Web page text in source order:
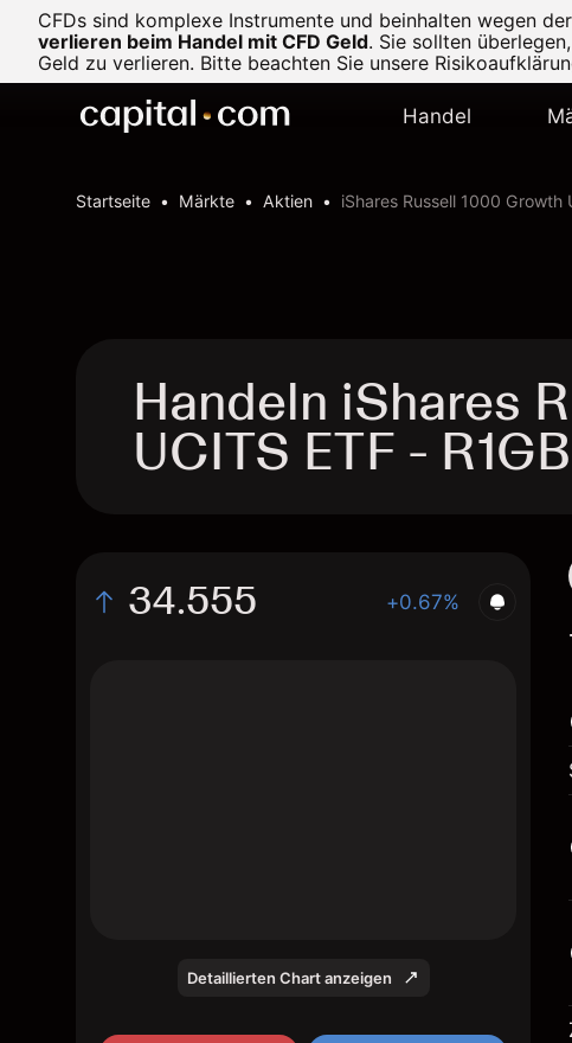
CFDs sind komplexe Instrumente und beinhalten wegen
verlieren beim Handel mit CFD Geld. Sie sollten
Geld zu verlieren. Bitte beachten Sie unsere
Handel
Startseite Märkte Aktien iShares Russell 1000 Growth
Handeln iShares
UCITS ETF -
34.555 +0.67%
Detaillierten Chart anzeigen